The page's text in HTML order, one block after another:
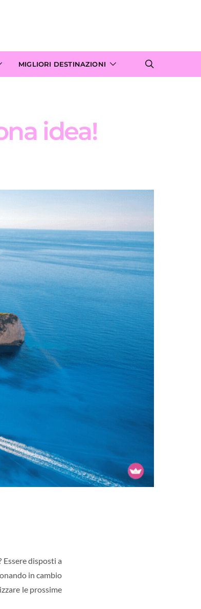
MIGLIORI DESTINAZIONI
idea!
disposti a
in cambio
le prossime